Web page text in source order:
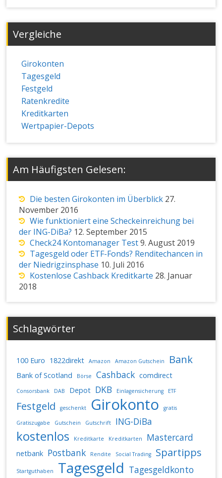
Vergleiche
Girokonten
Tagesgeld
Festgeld
Ratenkredite
Kreditkarten
Wertpapier-Depots
Am Häufigsten Gelesen:
Die besten Girokonten im Überblick 27.
November 2016
Wie funktioniert eine Scheckeinreichung bei
der ING-DiBa? 12. September 2015
Check24 Kontomanager Test 9. August 2019
Tagesgeld oder ETF-Fonds? Renditechancen in
der Niedrigzinsphase 10. Juli 2016
Kostenlose Cashback Kreditkarte 28. Januar
2018
Schlagwörter
100 Euro 1822direkt Amazon Amazon Gutschein Bank
Bank of Scotland Börse Cashback comdirect
Consorsbank DAB Depot DKB Einlagensicherung ETF
Festgeld geschenkt Girokonto gratis
Gratiszugabe Gutschein Gutschrift ING-DiBa
kostenlos Kreditkarte Kreditkarten Mastercard
netbank Postbank Rendite Social Trading Spartipps
Startguthaben Tagesgeld Tagesgeldkonto